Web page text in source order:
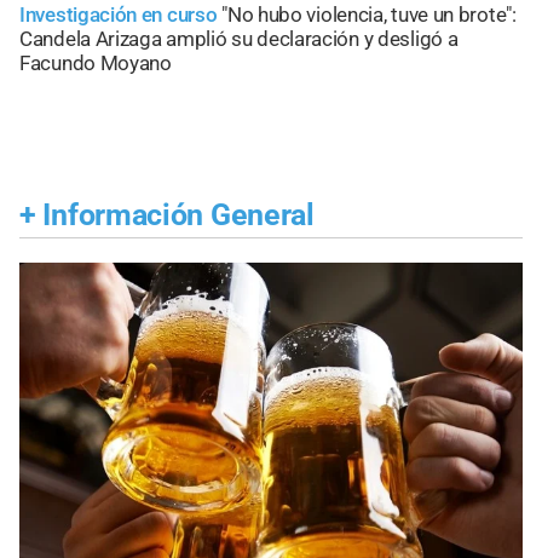
Investigación en curso "No hubo violencia, tuve un brote":
Candela Arizaga amplió su declaración y desligó a
Facundo Moyano
+ Información General